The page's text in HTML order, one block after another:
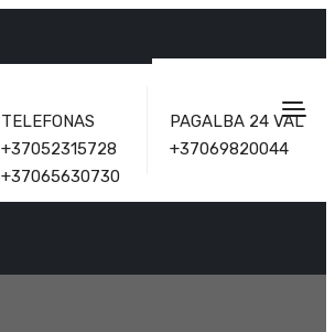
TELEFONAS
+37052315728
+37065630730
PAGALBA 24 VAL
+37069820044